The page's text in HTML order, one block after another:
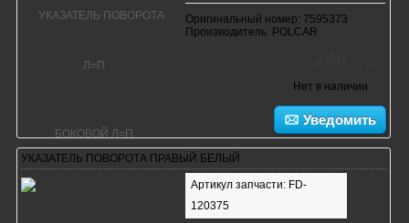
Оригинальный номер: 7595373
Производитель: POLCAR
Нет в наличии
Уведомить
УКАЗАТЕЛЬ ПОВОРОТА ПРАВЫЙ БЕЛЫЙ
Артикул запчасти: FD-
120375